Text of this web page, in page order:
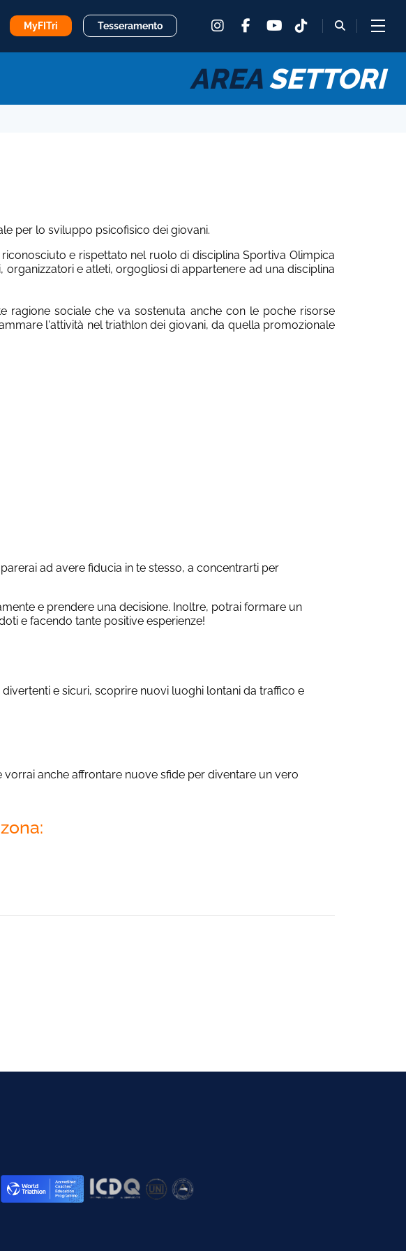
MyFITri Tesseramento instagram
facebooktiktok
glass
AREASETTORI
per lo sviluppo psicofisico dei giovani.
e rispettato nel ruolo di disciplina Sportiva Olimpica
e atleti, orgogliosi di appartenere ad una disciplina
ragione sociale che va sostenuta anche con le poche risorse
l'attività nel triathlon dei giovani, da quella promozionale
ad avere fiducia in te stesso, a concentrarti per
e prendere una decisione. Inoltre, potrai formare un
e facendo tante positive esperienze!
e sicuri, scoprire nuovi luoghi lontani da traffico e
anche affrontare nuove sfide per diventare un vero